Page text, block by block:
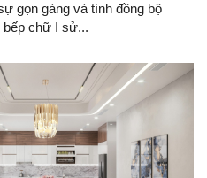
gọn gàng và tính đồng bộ
bếp chữ I sử...